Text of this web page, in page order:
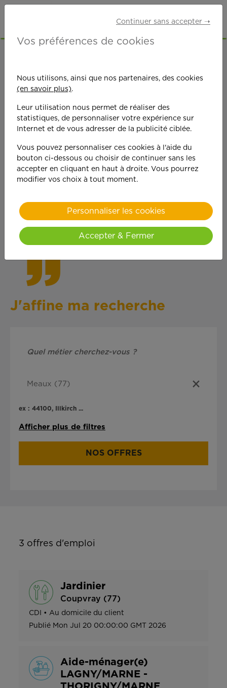
On est toujours plus
quand on y met du
cœur !
J'affine ma recherche
ex : 44100, Illkirch ...
Afficher plus de filtres
NOS OFFRES
3 offres d'emploi
Jardinier
Coupvray (77)
CDI • Au domicile du client
Publié Mon Jul 20 00:00:00 GMT 2026
Aide-ménager(e)
LAGNY/MARNE -
Continuer sans accepter ➝
Vos préférences de cookies
Nous utilisons, ainsi que nos partenaires, des cookies
(en savoir plus).
Leur utilisation nous permet de réaliser des
statistiques, de personnaliser votre expérience sur
Internet et de vous adresser de la publicité ciblée.
Vous pouvez personnaliser ces cookies à l'aide du
bouton ci-dessous ou choisir de continuer sans les
accepter en cliquant en haut à droite. Vous pourrez
modifier vos choix à tout moment.
Personnaliser les cookies
Accepter & Fermer